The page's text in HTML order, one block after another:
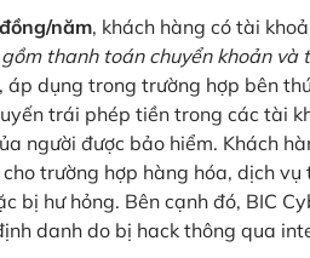
năm, khách hàng có tài
thanh toán chuyển khoản và
dụng trong trường hợp bên
trái phép tiền trong các tài
người được bảo hiểm. Khách
trường hợp hàng hóa, dịch
bị hư hỏng. Bên cạnh đó, BIC
danh do bị hack thông qua